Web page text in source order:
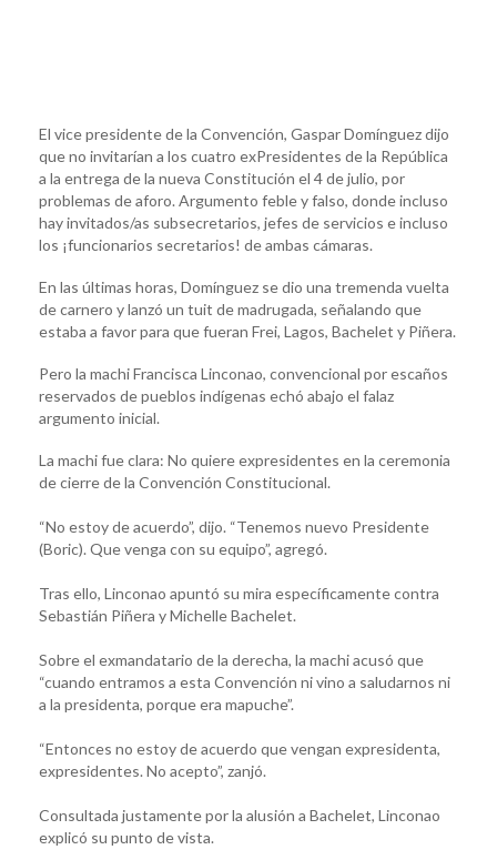
El vice presidente de la Convención, Gaspar Domínguez dijo
que no invitarían a los cuatro exPresidentes de la República
a la entrega de la nueva Constitución el 4 de julio, por
problemas de aforo. Argumento feble y falso, donde incluso
hay invitados/as subsecretarios, jefes de servicios e incluso
los ¡funcionarios secretarios! de ambas cámaras.
En las últimas horas, Domínguez se dio una tremenda vuelta
de carnero y lanzó un tuit de madrugada, señalando que
estaba a favor para que fueran Frei, Lagos, Bachelet y Piñera.
Pero la machi Francisca Linconao, convencional por escaños
reservados de pueblos indígenas echó abajo el falaz
argumento inicial.
La machi fue clara: No quiere expresidentes en la ceremonia
de cierre de la Convención Constitucional.
“No estoy de acuerdo”, dijo. “Tenemos nuevo Presidente
(Boric). Que venga con su equipo”, agregó.
Tras ello, Linconao apuntó su mira específicamente contra
Sebastián Piñera y Michelle Bachelet.
Sobre el exmandatario de la derecha, la machi acusó que
“cuando entramos a esta Convención ni vino a saludarnos ni
a la presidenta, porque era mapuche”.
“Entonces no estoy de acuerdo que vengan expresidenta,
expresidentes. No acepto”, zanjó.
Consultada justamente por la alusión a Bachelet, Linconao
explicó su punto de vista.